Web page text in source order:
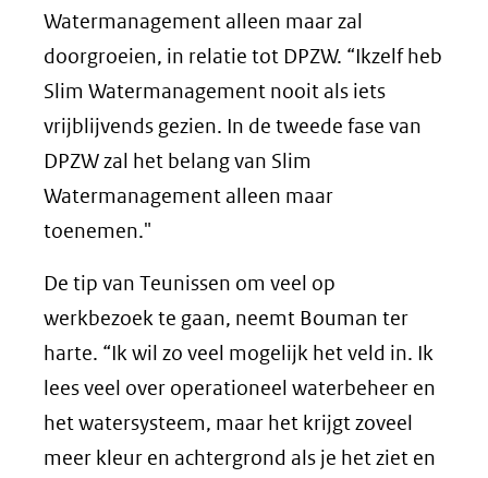
Watermanagement alleen maar zal
doorgroeien, in relatie tot DPZW. “Ikzelf heb
Slim Watermanagement nooit als iets
vrijblijvends gezien. In de tweede fase van
DPZW zal het belang van Slim
Watermanagement alleen maar
toenemen."
De tip van Teunissen om veel op
werkbezoek te gaan, neemt Bouman ter
harte. “Ik wil zo veel mogelijk het veld in. Ik
lees veel over operationeel waterbeheer en
het watersysteem, maar het krijgt zoveel
meer kleur en achtergrond als je het ziet en